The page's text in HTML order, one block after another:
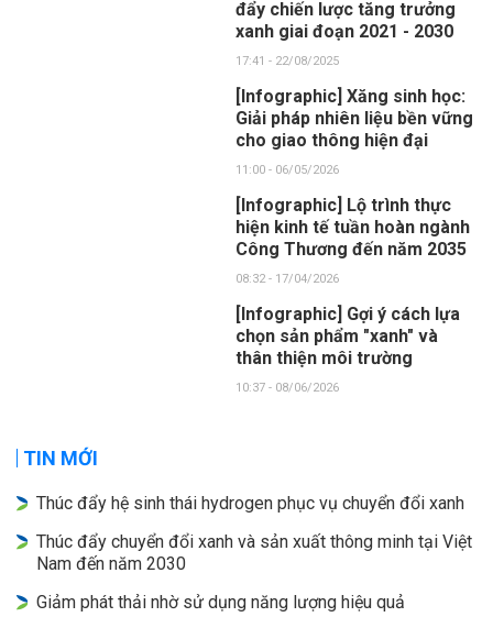
đẩy chiến lược tăng trưởng
xanh giai đoạn 2021 - 2030
17:41 - 22/08/2025
[Infographic] Xăng sinh học:
Giải pháp nhiên liệu bền vững
cho giao thông hiện đại
11:00 - 06/05/2026
[Infographic] Lộ trình thực
hiện kinh tế tuần hoàn ngành
Công Thương đến năm 2035
08:32 - 17/04/2026
[Infographic] Gợi ý cách lựa
chọn sản phẩm "xanh" và
thân thiện môi trường
10:37 - 08/06/2026
TIN MỚI
Thúc đẩy hệ sinh thái hydrogen phục vụ chuyển đổi xanh
Thúc đẩy chuyển đổi xanh và sản xuất thông minh tại Việt
Nam đến năm 2030
Giảm phát thải nhờ sử dụng năng lượng hiệu quả